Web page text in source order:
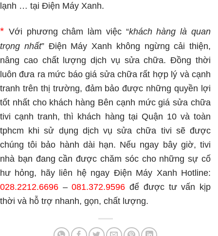
lạnh … tại Điện Máy Xanh.
* Với phương châm làm việc “khách hàng là quan
trọng nhất” Điện Máy Xanh không ngừng cải thiện,
nâng cao chất lượng dịch vụ sửa chữa. Đồng thời
luôn đưa ra mức báo giá sửa chữa rất hợp lý và cạnh
tranh trên thị trường, đảm bảo được những quyền lợi
tốt nhất cho khách hàng Bên cạnh mức giá sửa chữa
tivi cạnh tranh, thì khách hàng tại Quận 10 và toàn
tphcm khi sử dụng dịch vụ sửa chữa tivi sẽ được
chúng tôi bảo hành dài hạn. Nếu ngay bây giờ, tivi
nhà bạn đang cần được chăm sóc cho những sự cố
hư hỏng, hãy liên hệ ngay Điện Máy Xanh Hotline:
028.2212.6696 –081.372.9596 để được tư vấn kịp
thời và hỗ trợ nhanh, gọn, chất lượng.